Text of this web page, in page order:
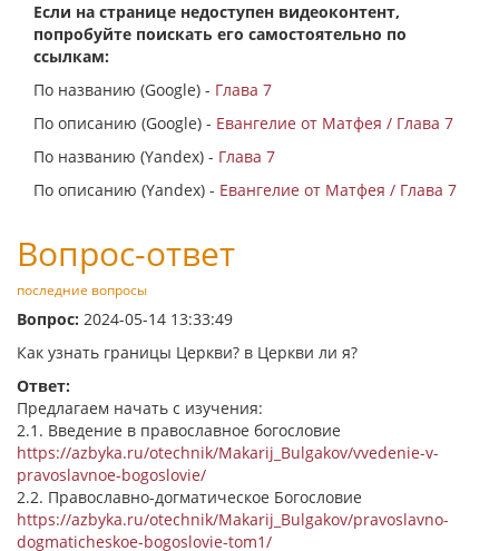
Если на странице недоступен видеоконтент,
попробуйте поискать его самостоятельно по
ссылкам:
По названию (Google) - Глава 7
По описанию (Google) - Евангелие от Матфея / Глава 7
По названию (Yandex) - Глава 7
По описанию (Yandex) - Евангелие от Матфея / Глава 7
Вопрос-ответ
последние вопросы
Вопрос: 2024-05-14 13:33:49
Как узнать границы Церкви? в Церкви ли я?
Ответ:
Предлагаем начать с изучения:
2.1. Введение в православное богословие
https://azbyka.ru/otechnik/Makarij_Bulgakov/vvedenie-v-
pravoslavnoe-bogoslovie/
2.2. Православно-догматическое Богословие
https://azbyka.ru/otechnik/Makarij_Bulgakov/pravoslavno-
dogmaticheskoe-bogoslovie-tom1/